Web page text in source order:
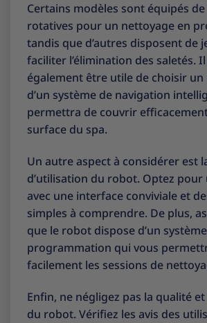
Certains modèles sont équipés
rotatives pour un nettoyage en
tandis que d’autres disposent de
faciliter l’élimination des saletés.
également être utile de choisir
d’un système de navigation
permettra de couvrir
surface du spa.
Un autre aspect à considérer est
d’utilisation du robot. Optez pour
avec une interface conviviale et
simples à comprendre. De plus,
que le robot dispose d’un
programmation qui vous
facilement les sessions de
Enfin, ne négligez pas la qualité
du robot. Vérifiez les avis des